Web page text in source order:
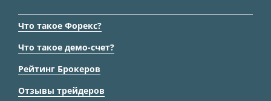
Что такое Форекс?
Что такое демо-счет?
Рейтинг Брокеров
Отзывы трейдеров